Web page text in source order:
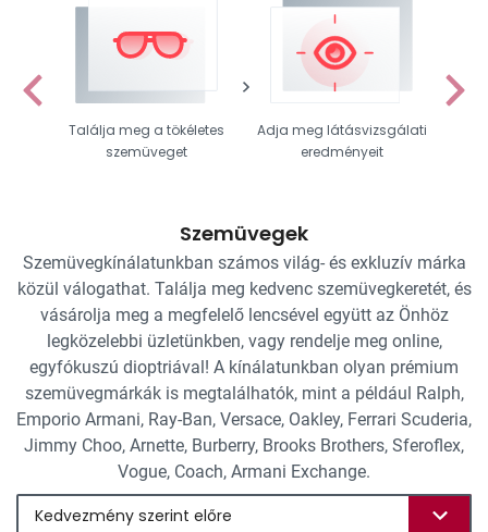
Találja meg a tökéletes
szemüveget
Adja meg látásvizsgálati
eredményeit
Szemüvegek
Szemüvegkínálatunkban számos világ- és exkluzív márka
közül válogathat. Találja meg kedvenc szemüvegkeretét, és
vásárolja meg a megfelelő lencsével együtt az Önhöz
legközelebbi üzletünkben, vagy rendelje meg online,
egyfókuszú dioptriával! A kínálatunkban olyan prémium
szemüvegmárkák is megtalálhatók, mint a például Ralph,
Emporio Armani, Ray-Ban, Versace, Oakley, Ferrari Scuderia,
Jimmy Choo, Arnette, Burberry, Brooks Brothers, Sferoflex,
Vogue, Coach, Armani Exchange.